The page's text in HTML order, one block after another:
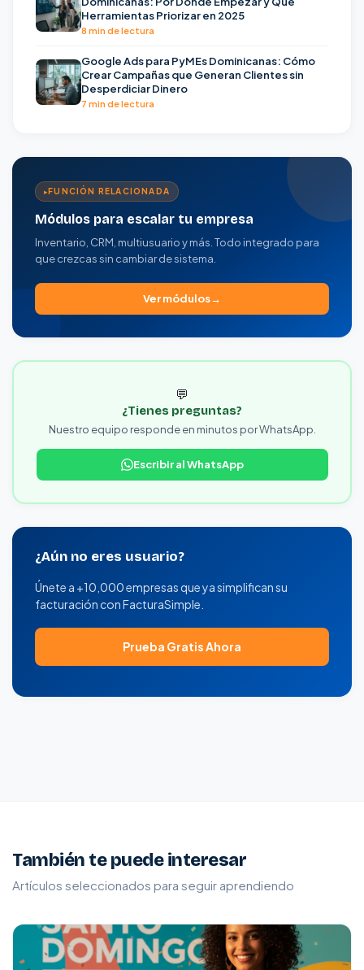
Herramientas Priorizar en 2025
8 min de lectura
Google Ads para PyMEs Dominicanas: Cómo
Crear Campañas que Generan Clientes sin
Desperdiciar Dinero
7 min de lectura
FUNCIÓN RELACIONADA
Módulos para escalar tu empresa
Inventario, CRM, multiusuario y más. Todo integrado para
que crezcas sin cambiar de sistema.
Ver módulos
💬
¿Tienes preguntas?
Nuestro equipo responde en minutos por WhatsApp.
Escribir al WhatsApp
¿Aún no eres usuario?
Únete a +10,000 empresas que ya simplifican su
facturación con FacturaSimple.
Prueba Gratis Ahora
También te puede interesar
Artículos seleccionados para seguir aprendiendo